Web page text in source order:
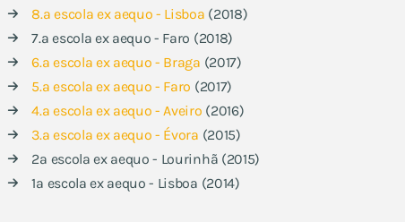
8.ª escola ex aequo - Lisboa (2018)
7.ª escola ex aequo - Faro (2018)
6.ª escola ex aequo - Braga (2017)
5.ª escola ex aequo - Faro (2017)
4.ª escola ex aequo - Aveiro (2016)
3.ª escola ex aequo - Évora (2015)
2ª escola ex aequo - Lourinhã (2015)
1ª escola ex aequo - Lisboa (2014)